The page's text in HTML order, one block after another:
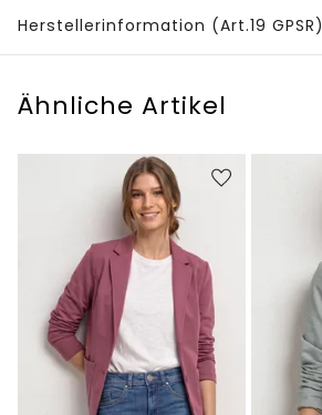
Herstellerinformation (Art.19 GPSR)
Ähnliche Artikel